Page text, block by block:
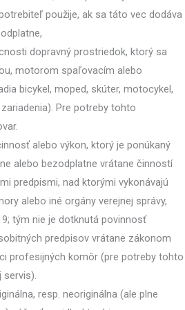
použije, ak sa táto vec dodáva
dopravný prostriedok, ktorý sa
motorom spaľovacím alebo
bicykel, moped, skúter, motocykel,
Pre potreby tohto
alebo výkon, ktorý je ponúkaný
alebo bezodplatne vrátane činností
predpismi, nad ktorými vykonávajú
alebo iné orgány verejnej správy,
tým nie je dotknutá povinnosť
predpisov vrátane zákonom
profesijných komôr (pre potreby tohto
servis).
resp. neoriginálna (ale plne